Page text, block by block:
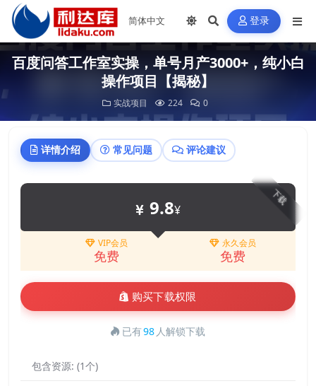
登录
百度问答工作室实操，单号月产3000+，纯小白
操作项目【揭秘】
实战项目 224 0
详情介绍 常见问题 评论建议
下载
9.8¥
VIP会员
免费
永久会员
免费
购买下载权限
已有98 人解锁下载
包含资源: (1个)